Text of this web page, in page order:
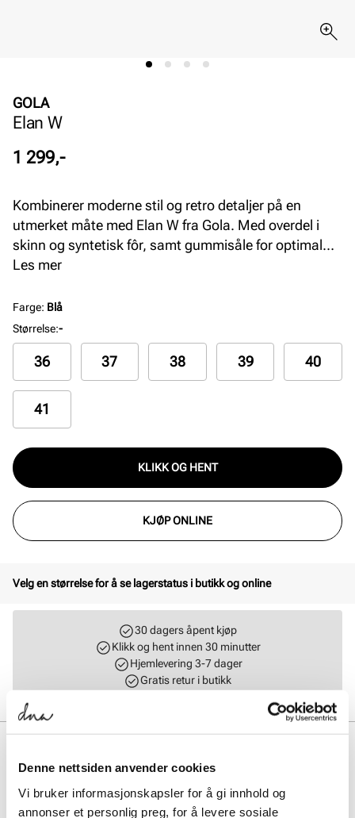
Denne nettsiden anvender cookies
Vi bruker informasjonskapsler for å gi innhold og
annonser et personlig preg, for å levere sosiale
GOLA
Elan W
Pris
1 299,-
Kombinerer moderne stil og retro detaljer på en
utmerket måte med Elan W fra Gola. Med overdel i
skinn og syntetisk fôr, samt gummisåle for optimal
komfort og grep, er disse skoene perfekte for både
Les mer
Farge: Blå
Størrelse:-
36 37 38 39 40
41
KLIKK OG HENT
KJØP ONLINE
Velg en størrelse for å se lagerstatus i butikk og online
30 dagers åpent kjøp
Klikk og hent innen 30 minutter
Hjemlevering 3-7 dager
Gratis retur i butikk
Elan W fra Gola. Med overdel i skinn og syntetisk fôr, samt
gummisåle for optimal komfort og grep, er disse skoene perfekte for